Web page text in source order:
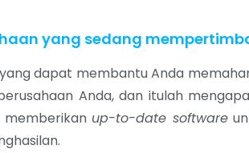
yang sedang
dapat membantu Anda
Anda, dan itulah
memberikan up-to-date software